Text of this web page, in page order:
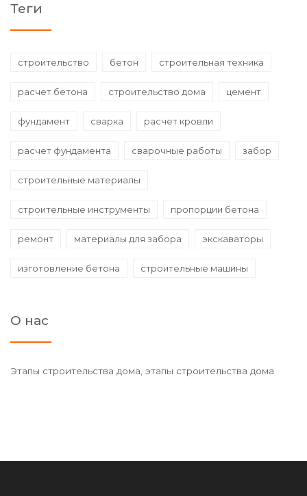
Теги
строительство бетон строительная техника
расчет бетона строительство дома цемент
фундамент сварка расчет кровли
расчет фундамента сварочные работы забор
строительные материалы
строительные инструменты пропорции бетона
ремонт материалы для забора экскаваторы
изготовление бетона строительные машины
О нас
Этапы строительства дома, этапы строительства дома